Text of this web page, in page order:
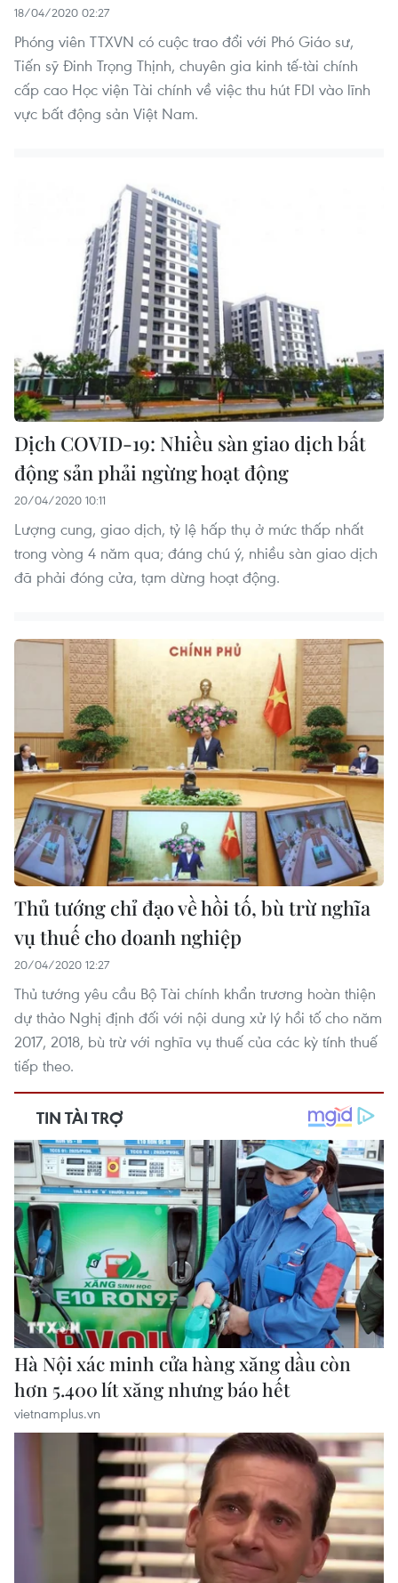
18/04/2020 02:27
Phóng viên TTXVN có cuộc trao đổi với Phó Giáo sư,
Tiến sỹ Đinh Trọng Thịnh, chuyên gia kinh tế-tài chính
cấp cao Học viện Tài chính về việc thu hút FDI vào lĩnh
vực bất động sản Việt Nam.
Dịch COVID-19: Nhiều sàn giao dịch bất
động sản phải ngừng hoạt động
20/04/2020 10:11
Lượng cung, giao dịch, tỷ lệ hấp thụ ở mức thấp nhất
trong vòng 4 năm qua; đáng chú ý, nhiều sàn giao dịch
đã phải đóng cửa, tạm dừng hoạt động.
Thủ tướng chỉ đạo về hồi tố, bù trừ nghĩa
vụ thuế cho doanh nghiệp
20/04/2020 12:27
Thủ tướng yêu cầu Bộ Tài chính khẩn trương hoàn thiện
dự thảo Nghị định đối với nội dung xử lý hồi tố cho năm
2017, 2018, bù trừ với nghĩa vụ thuế của các kỳ tính thuế
tiếp theo.